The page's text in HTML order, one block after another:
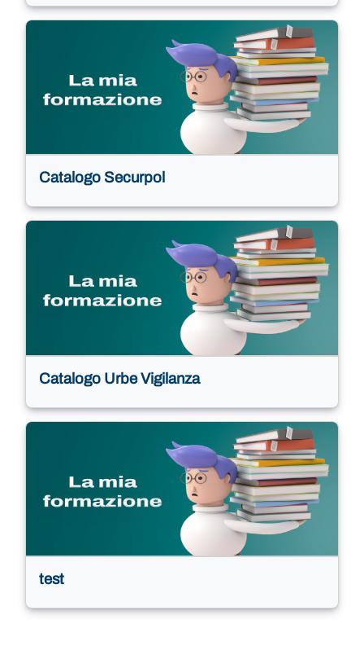
Catalogo Securpol
Catalogo Urbe Vigilanza
test